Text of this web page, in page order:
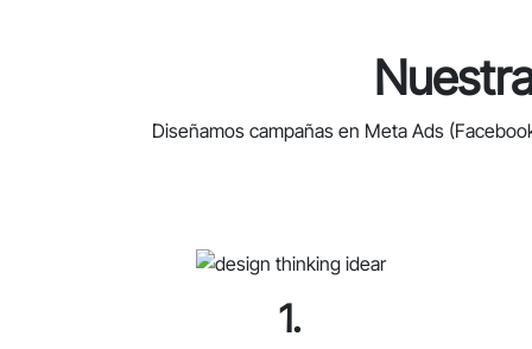
Diseñamos campañas en Meta Ads
1.